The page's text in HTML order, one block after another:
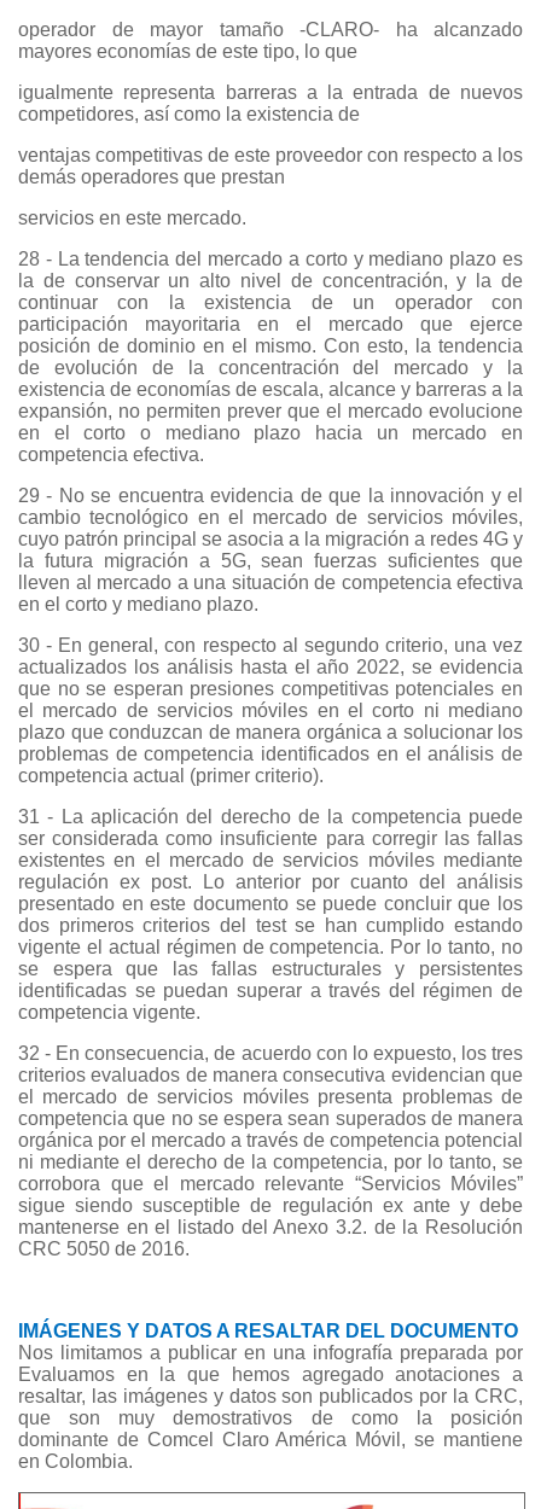
operador de mayor tamaño -CLARO- ha alcanzado
mayores economías de este tipo, lo que
igualmente representa barreras a la entrada de nuevos
competidores, así como la existencia de
ventajas competitivas de este proveedor con respecto a los
demás operadores que prestan
servicios en este mercado.
28 - La tendencia del mercado a corto y mediano plazo es
la de conservar un alto nivel de concentración, y la de
continuar con la existencia de un operador con
participación mayoritaria en el mercado que ejerce
posición de dominio en el mismo. Con esto, la tendencia
de evolución de la concentración del mercado y la
existencia de economías de escala, alcance y barreras a la
expansión, no permiten prever que el mercado evolucione
en el corto o mediano plazo hacia un mercado en
competencia efectiva.
29 - No se encuentra evidencia de que la innovación y el
cambio tecnológico en el mercado de servicios móviles,
cuyo patrón principal se asocia a la migración a redes 4G y
la futura migración a 5G, sean fuerzas suficientes que
lleven al mercado a una situación de competencia efectiva
en el corto y mediano plazo.
30 - En general, con respecto al segundo criterio, una vez
actualizados los análisis hasta el año 2022, se evidencia
que no se esperan presiones competitivas potenciales en
el mercado de servicios móviles en el corto ni mediano
plazo que conduzcan de manera orgánica a solucionar los
problemas de competencia identificados en el análisis de
competencia actual (primer criterio).
31 - La aplicación del derecho de la competencia puede
ser considerada como insuficiente para corregir las fallas
existentes en el mercado de servicios móviles mediante
regulación ex post. Lo anterior por cuanto del análisis
presentado en este documento se puede concluir que los
dos primeros criterios del test se han cumplido estando
vigente el actual régimen de competencia. Por lo tanto, no
se espera que las fallas estructurales y persistentes
identificadas se puedan superar a través del régimen de
competencia vigente.
32 - En consecuencia, de acuerdo con lo expuesto, los tres
criterios evaluados de manera consecutiva evidencian que
el mercado de servicios móviles presenta problemas de
competencia que no se espera sean superados de manera
orgánica por el mercado a través de competencia potencial
ni mediante el derecho de la competencia, por lo tanto, se
corrobora que el mercado relevante “Servicios Móviles”
sigue siendo susceptible de regulación ex ante y debe
mantenerse en el listado del Anexo 3.2. de la Resolución
CRC 5050 de 2016.
IMÁGENES Y DATOS A RESALTAR DEL DOCUMENTO
Nos limitamos a publicar en una infografía preparada por
Evaluamos en la que hemos agregado anotaciones a
resaltar, las imágenes y datos son publicados por la CRC,
que son muy demostrativos de como la posición
dominante de Comcel Claro América Móvil, se mantiene
en Colombia.